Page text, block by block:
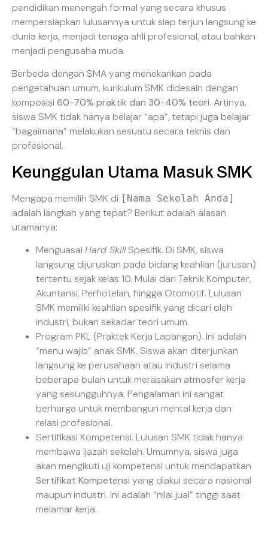
pendidikan menengah formal yang secara khusus
mempersiapkan lulusannya untuk siap terjun langsung ke
dunia kerja, menjadi tenaga ahli profesional, atau bahkan
menjadi pengusaha muda.
Berbeda dengan SMA yang menekankan pada
pengetahuan umum, kurikulum SMK didesain dengan
komposisi 60-70% praktik dan 30-40% teori. Artinya,
siswa SMK tidak hanya belajar “apa”, tetapi juga belajar
“bagaimana” melakukan sesuatu secara teknis dan
profesional.
Keunggulan Utama Masuk SMK
Mengapa memilih SMK di [Nama Sekolah Anda]
adalah langkah yang tepat? Berikut adalah alasan
utamanya:
Menguasai Hard SkillSpesifik. Di SMK, siswa
langsung dijuruskan pada bidang keahlian (jurusan)
tertentu sejak kelas 10. Mulai dari Teknik Komputer,
Akuntansi, Perhotelan, hingga Otomotif. Lulusan
SMK memiliki keahlian spesifik yang dicari oleh
industri, bukan sekadar teori umum.
Program PKL (Praktek Kerja Lapangan). Ini adalah
“menu wajib” anak SMK. Siswa akan diterjunkan
langsung ke perusahaan atau industri selama
beberapa bulan untuk merasakan atmosfer kerja
yang sesungguhnya. Pengalaman ini sangat
berharga untuk membangun mental kerja dan
relasi profesional.
Sertifikasi Kompetensi. Lulusan SMK tidak hanya
membawa ijazah sekolah. Umumnya, siswa juga
akan mengikuti uji kompetensi untuk mendapatkan
Sertifikat Kompetensi yang diakui secara nasional
maupun industri. Ini adalah “nilai jual” tinggi saat
melamar kerja.